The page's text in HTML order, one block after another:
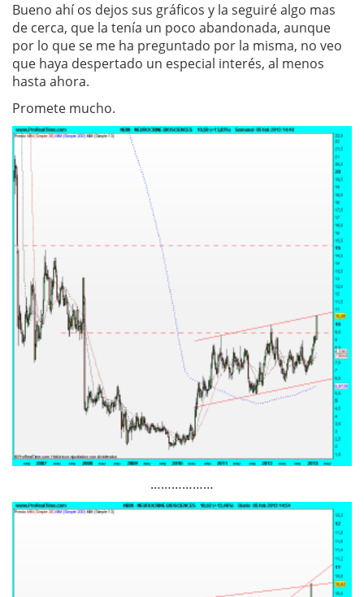
Bueno ahí os dejos sus gráficos y la seguiré algo mas
de cerca, que la tenía un poco abandonada, aunque
por lo que se me ha preguntado por la misma, no veo
que haya despertado un especial interés, al menos
hasta ahora.
Promete mucho.
………………